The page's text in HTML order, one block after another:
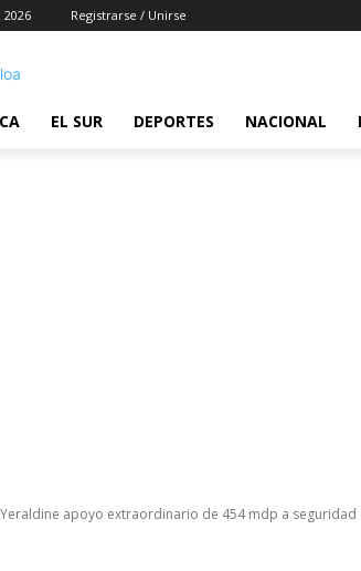
2026 Registrarse / Unirse
EL SUR DEPORTES NACIONAL
apoyo extraordinario de 454 mdp a seguridad